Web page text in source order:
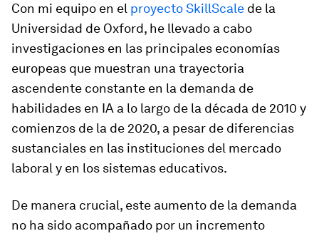
Con mi equipo en el proyecto SkillScale de la
Universidad de Oxford, he llevado a cabo
investigaciones en las principales economías
europeas que muestran una trayectoria
ascendente constante en la demanda de
habilidades en IA a lo largo de la década de 2010 y
comienzos de la de 2020, a pesar de diferencias
sustanciales en las instituciones del mercado
laboral y en los sistemas educativos.
De manera crucial, este aumento de la demanda
no ha sido acompañado por un incremento